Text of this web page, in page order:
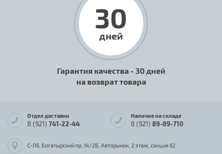
30
дней
Гарантия качества - 30 дней
на возврат товара
Отдел доставки
8 (921) 741-22-44
Наличие на складе
8 (921) 89-89-710
С-Пб, Богатырский пр, 14/2Б, Авторынок, 2 этаж, секция 62